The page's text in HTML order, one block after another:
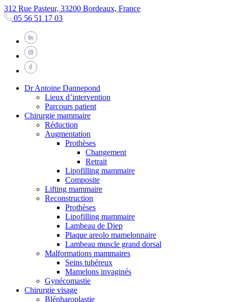
312 Rue Pasteur, 33200 Bordeaux, France
05 56 51 17 03
Dr Antoine Dannepond
Lieux d’intervention
Parcours patient
Chirurgie mammaire
Réduction
Augmentation
Prothèses
Changement
Retrait
Lipofilling mammaire
Composite
Lifting mammaire
Reconstruction
Prothèses
Lipofilling mammaire
Lambeau de Diep
Plaque areolo mamelonnaire
Lambeau muscle grand dorsal
Malformations mammaires
Seins tubéreux
Mamelons invaginés
Gynécomastie
Chirurgie visage
Blépharoplastie